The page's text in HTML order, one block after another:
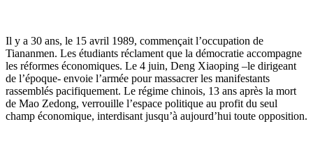
Il y a 30 ans, le 15 avril 1989, commençait l’occupation de
Tiananmen. Les étudiants réclament que la démocratie accompagne
les réformes économiques. Le 4 juin, Deng Xiaoping –le dirigeant
de l’époque- envoie l’armée pour massacrer les manifestants
rassemblés pacifiquement. Le régime chinois, 13 ans après la mort
de Mao Zedong, verrouille l’espace politique au profit du seul
champ économique, interdisant jusqu’à aujourd’hui toute opposition.